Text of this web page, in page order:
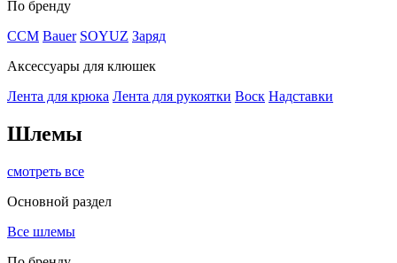
По бренду
CCM Bauer SOYUZ Заряд
Аксессуары для клюшек
Лента для крюка Лента для рукоятки Воск Надставки
Шлемы
смотреть все
Основной раздел
Все шлемы